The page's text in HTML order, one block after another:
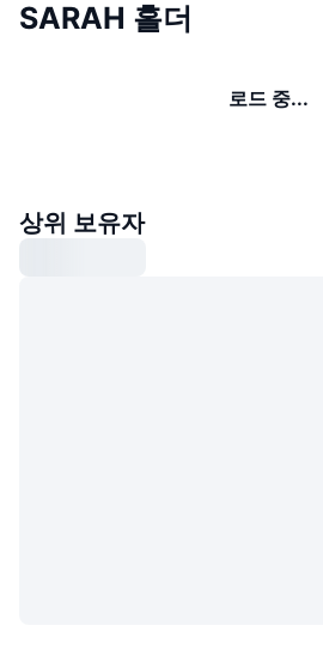
SARAH 홀더
로드 중...
상위 보유자